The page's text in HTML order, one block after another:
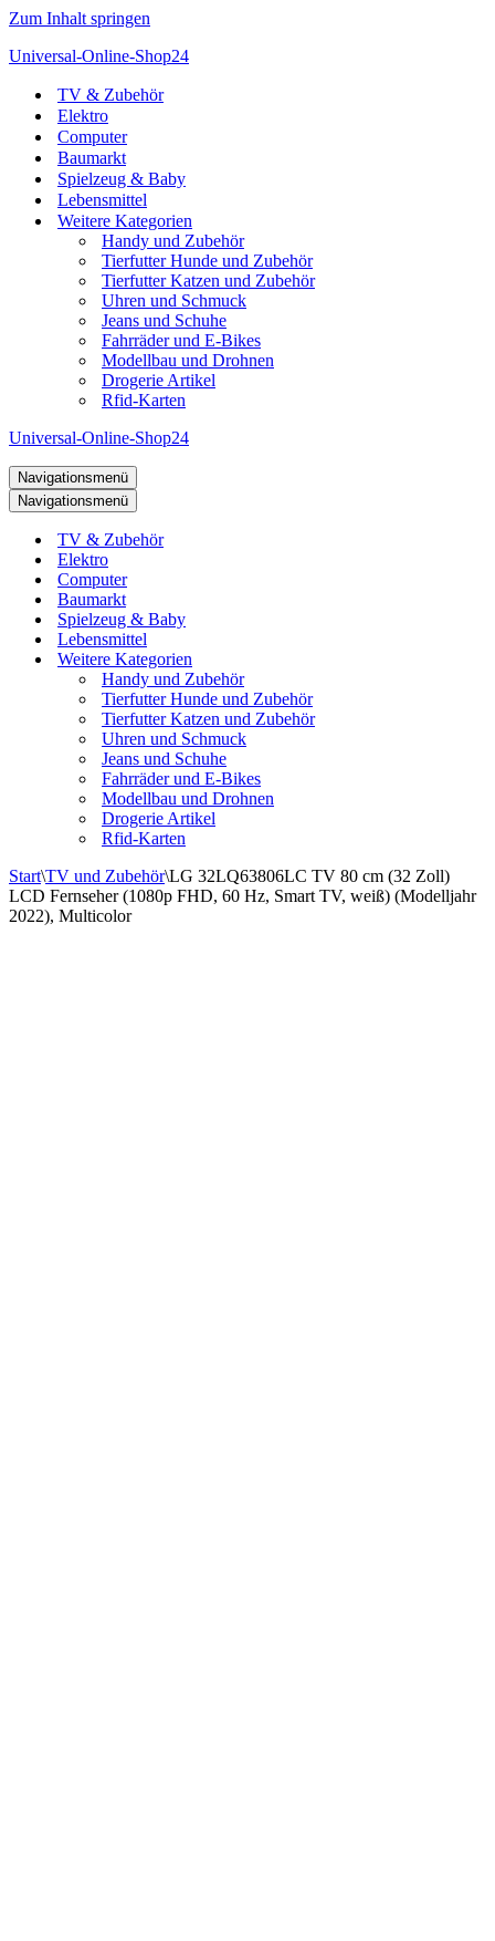
Zum Inhalt springen
Universal-Online-Shop24
TV & Zubehör
Elektro
Computer
Baumarkt
Spielzeug & Baby
Lebensmittel
Weitere Kategorien
Handy und Zubehör
Tierfutter Hunde und Zubehör
Tierfutter Katzen und Zubehör
Uhren und Schmuck
Jeans und Schuhe
Fahrräder und E-Bikes
Modellbau und Drohnen
Drogerie Artikel
Rfid-Karten
Universal-Online-Shop24
Navigationsmenü
Navigationsmenü
TV & Zubehör
Elektro
Computer
Baumarkt
Spielzeug & Baby
Lebensmittel
Weitere Kategorien
Handy und Zubehör
Tierfutter Hunde und Zubehör
Tierfutter Katzen und Zubehör
Uhren und Schmuck
Jeans und Schuhe
Fahrräder und E-Bikes
Modellbau und Drohnen
Drogerie Artikel
Rfid-Karten
Start\TV und Zubehör\LG 32LQ63806LC TV 80 cm (32 Zoll)
LCD Fernseher (1080p FHD, 60 Hz, Smart TV, weiß) (Modelljahr
2022), Multicolor